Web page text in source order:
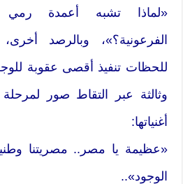
«لماذا تشبه أعمدة رمي
الفرعونية؟»، وبالرصد
للحظات تنفيذ أقصى عقوبة
وثالثة عبر التقاط صور لمرحلة
أغنياتها:
«عظيمة يا مصر.. مصريتنا
الوجود»..